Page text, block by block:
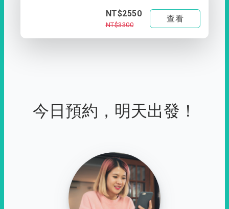
NT$2550
NT$3300
查看
今日預約，明天出發！